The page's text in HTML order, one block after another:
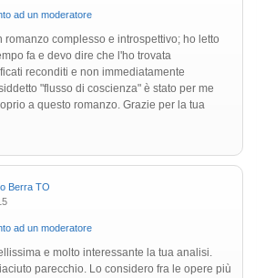
ad un moderatore
romanzo complesso e introspettivo; ho letto
fa e devo dire che l'ho trovata
reconditi e non immediatamente
"flusso di coscienza" è stato per me
a questo romanzo. Grazie per la tua
Berra TO
ad un moderatore
e molto interessante la tua analisi.
parecchio. Lo considero fra le opere più